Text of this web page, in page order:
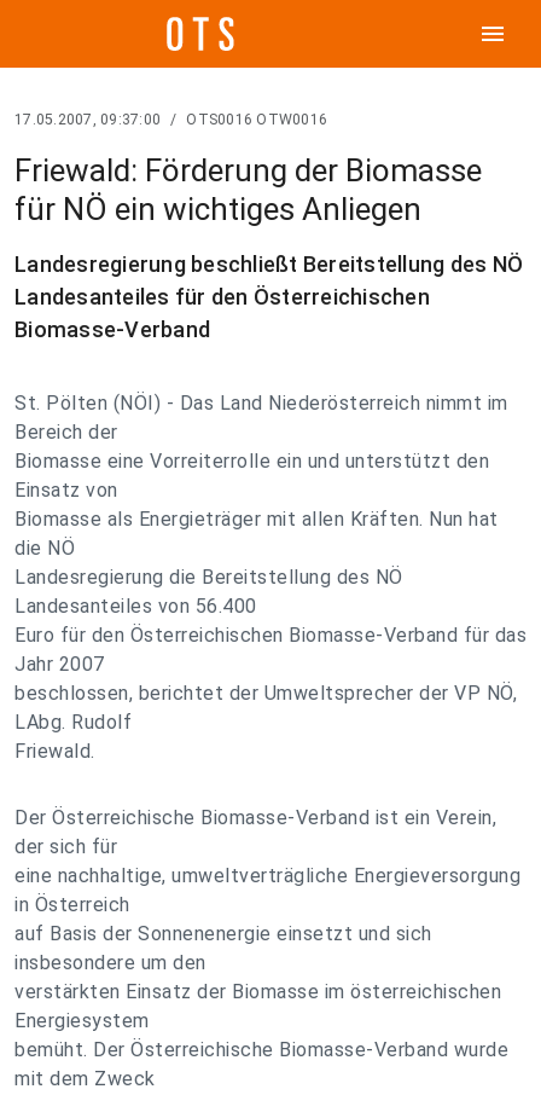
menu
17.05.2007, 09:37:00 / OTS0016 OTW0016
Friewald: Förderung der Biomasse
für NÖ ein wichtiges Anliegen
Landesregierung beschließt Bereitstellung des NÖ
Landesanteiles für den Österreichischen
Biomasse-Verband
St. Pölten (NÖI) - Das Land Niederösterreich nimmt im
Bereich der
Biomasse eine Vorreiterrolle ein und unterstützt den
Einsatz von
Biomasse als Energieträger mit allen Kräften. Nun hat
die NÖ
Landesregierung die Bereitstellung des NÖ
Landesanteiles von 56.400
Euro für den Österreichischen Biomasse-Verband für das
Jahr 2007
beschlossen, berichtet der Umweltsprecher der VP NÖ,
LAbg. Rudolf
Friewald.
Der Österreichische Biomasse-Verband ist ein Verein,
der sich für
eine nachhaltige, umweltverträgliche Energieversorgung
in Österreich
auf Basis der Sonnenenergie einsetzt und sich
insbesondere um den
verstärkten Einsatz der Biomasse im österreichischen
Energiesystem
bemüht. Der Österreichische Biomasse-Verband wurde
mit dem Zweck